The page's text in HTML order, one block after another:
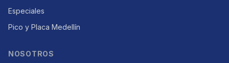
Especiales
Pico y Placa Medellín
NOSOTROS